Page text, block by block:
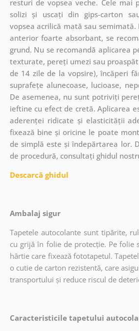
resturi de vopsea veche. Cele mai
solizi și uscați din gips-carton
vopsea acrilică mată sau
anterior foarte absorbant, se
grund. Nu se recomandă aplicarea
texturate, pereți umezi sau
de 14 zile de la vopsire), încăperi
suprafețe alunecoase, lucioase,
De asemenea, nu sunt potriviți
ieftine cu efect de cretă. Aplicarea
aderenței ridicate și elasticității
fixează bine și oricine le poate
de simplă este și îndepărtarea lor.
de procedură, consultați ghidul
Descarcă ghidul
Ambalaj sigur
Tapetele autocolante sunt tipărite,
cu grijă în folie de protecție. Pe folie
hârtie care fixează fototapetul.
o cutie de carton rezistentă, care
transportului și reduce riscul de
Caracteristicile tapetului